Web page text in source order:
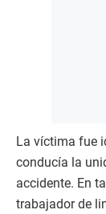
La víctima fue
conducía la
accidente. En
trabajador de